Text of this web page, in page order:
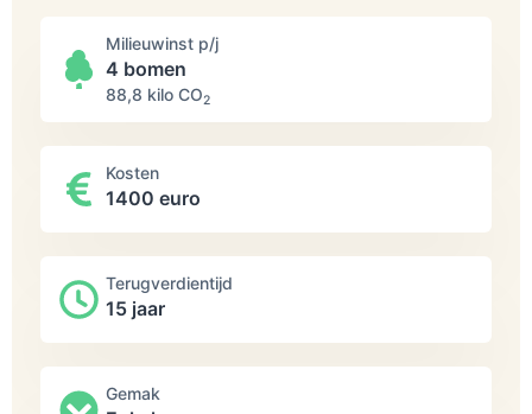
Milieuwinst p/j
4 bomen
88,8 kilo СО2
Kosten
1400 euro
Terugverdientijd
15 jaar
Gemak